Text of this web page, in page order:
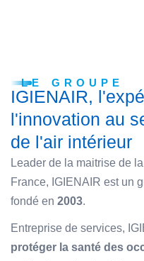
LE GROUPE
IGIENAIR,
l'innovation au
de l'air intérieur
Leader de la maitrise de
France, IGIENAIR est un
fondé en 2003.
Entreprise de services,
protéger la santé des